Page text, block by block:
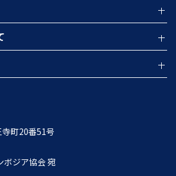
寺町20番51号
ボジア協会 宛